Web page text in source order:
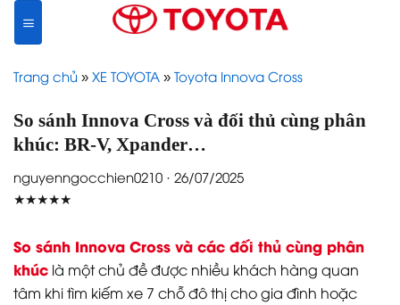
content
Trang chủ » XE TOYOTA » Toyota Innova Cross
So sánh Innova Cross và đối thủ cùng phân
khúc: BR-V, Xpander…
nguyenngocchien0210 · 26/07/2025
★★★★★
So sánh Innova Cross và các đối thủ cùng phân
khúc là một chủ đề được nhiều khách hàng quan
tâm khi tìm kiếm xe 7 chỗ đô thị cho gia đình hoặc